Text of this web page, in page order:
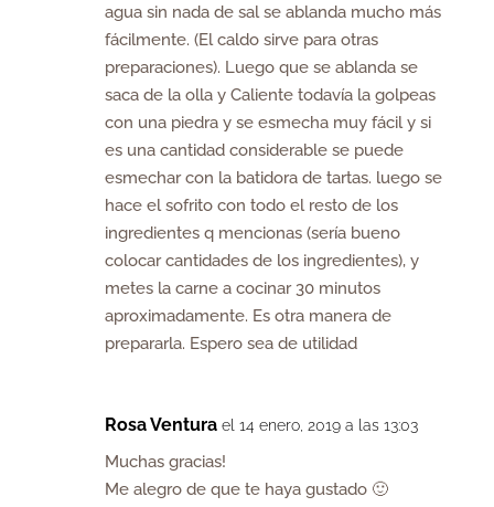
agua sin nada de sal se ablanda mucho más
fácilmente. (El caldo sirve para otras
preparaciones). Luego que se ablanda se
saca de la olla y Caliente todavía la golpeas
con una piedra y se esmecha muy fácil y si
es una cantidad considerable se puede
esmechar con la batidora de tartas. luego se
hace el sofrito con todo el resto de los
ingredientes q mencionas (sería bueno
colocar cantidades de los ingredientes), y
metes la carne a cocinar 30 minutos
aproximadamente. Es otra manera de
prepararla. Espero sea de utilidad
Rosa Ventura el 14 enero, 2019 a las 13:03
Muchas gracias!
Me alegro de que te haya gustado 🙂